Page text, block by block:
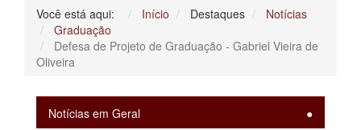
Você está aqui: Início Destaques
Notícias
Graduação
Defesa de Projeto de Graduação - Gabriel Vieira de
Oliveira
Notícias em Geral